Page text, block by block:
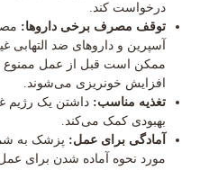
درخواست کند.
توقف مصرف برخی داروها:
ممکن است قبل از عمل ممنوع
افزایش خونریزی می‌شوند.
تغذیه مناسب: داشتن یک رژیم
بهبودی کمک می‌کند.
آمادگی برای عمل: پزشک به
مورد نحوه آماده شدن برای